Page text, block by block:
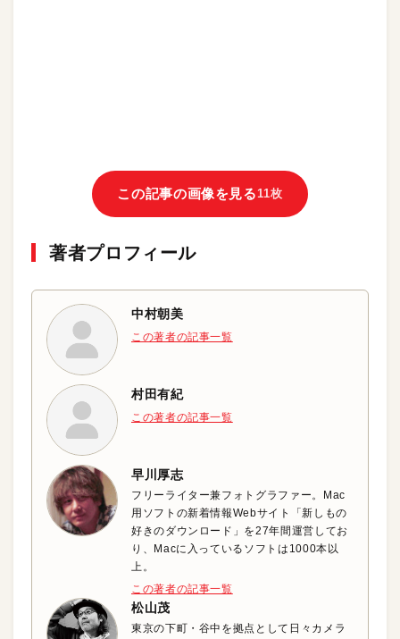
この記事の画像を見る 11枚
著者プロフィール
中村朝美
この著者の記事一覧
村田有紀
この著者の記事一覧
早川厚志
フリーライター兼フォトグラファー。Mac
用ソフトの新着情報Webサイト「新しもの
好きのダウンロード」を27年間運営してお
り、Macに入っているソフトは1000本以
上。
この著者の記事一覧
松山茂
東京の下町・谷中を拠点として日々カメラ